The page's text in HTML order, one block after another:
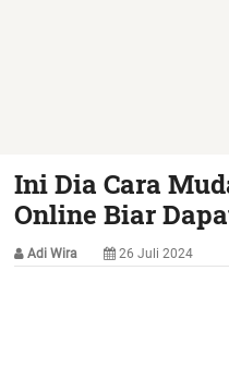
Ini Dia Cara
Online Biar
Adi Wira 26 Juli 2024